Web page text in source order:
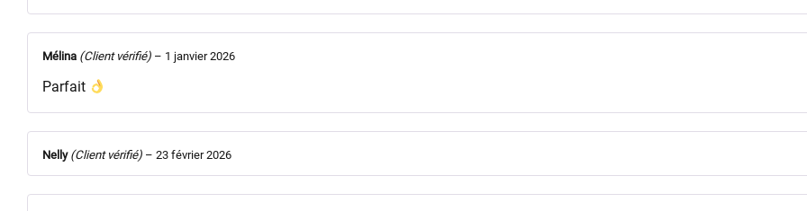
Mélina (Client vérifié) – 1 janvier 2026
Parfait
Nelly (Client vérifié) – 23 février 2026